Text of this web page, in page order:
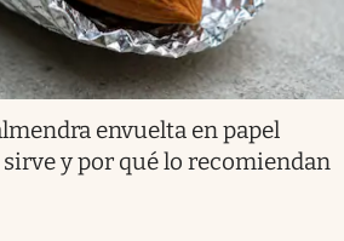
envuelta en papel
y por qué lo recomiendan